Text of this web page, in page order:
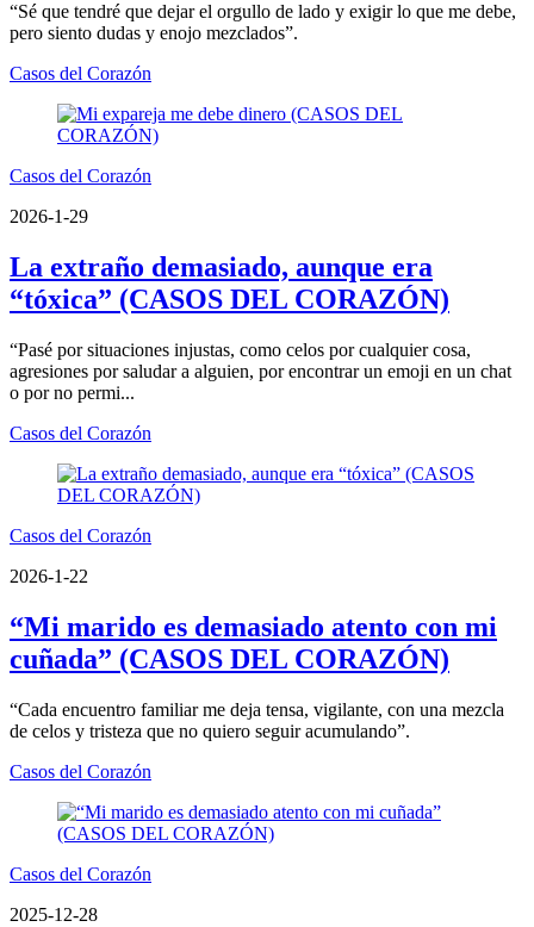
“Sé que tendré que dejar el orgullo de lado y exigir lo que me debe,
pero siento dudas y enojo mezclados”.
Casos del Corazón
Casos del Corazón
2026-1-29
La extraño demasiado, aunque era
“tóxica” (CASOS DEL CORAZÓN)
“Pasé por situaciones injustas, como celos por cualquier cosa,
agresiones por saludar a alguien, por encontrar un emoji en un chat
o por no permi...
Casos del Corazón
Casos del Corazón
2026-1-22
“Mi marido es demasiado atento con mi
cuñada” (CASOS DEL CORAZÓN)
“Cada encuentro familiar me deja tensa, vigilante, con una mezcla
de celos y tristeza que no quiero seguir acumulando”.
Casos del Corazón
Casos del Corazón
2025-12-28